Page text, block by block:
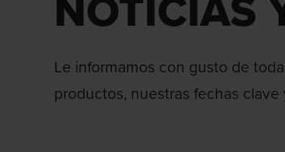
Le informamos con gusto de
productos, nuestras fechas